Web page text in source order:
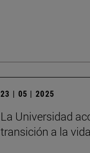
23 | 05 | 2025
La Universidad
transición a la